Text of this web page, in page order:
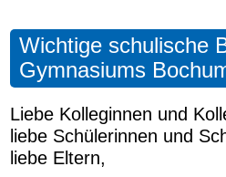
Wichtige schulische
Gymnasiums
Liebe Kolleginnen und
liebe Schülerinnen und
liebe Eltern,